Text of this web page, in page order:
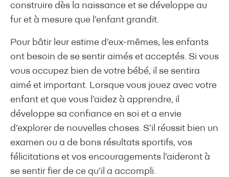
construire dès la naissance et se développe au
fur et à mesure que l’enfant grandit.
Pour bâtir leur estime d’eux-mêmes, les enfants
ont besoin de se sentir aimés et acceptés. Si vous
vous occupez bien de votre bébé, il se sentira
aimé et important. Lorsque vous jouez avec votre
enfant et que vous l’aidez à apprendre, il
développe sa confiance en soi et a envie
d’explorer de nouvelles choses. S’il réussit bien un
examen ou a de bons résultats sportifs, vos
félicitations et vos encouragements l’aideront à
se sentir fier de ce qu’il a accompli.